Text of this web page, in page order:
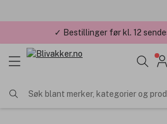
✓ Bestillinger før kl. 12
Søk blant merker, kategorier og